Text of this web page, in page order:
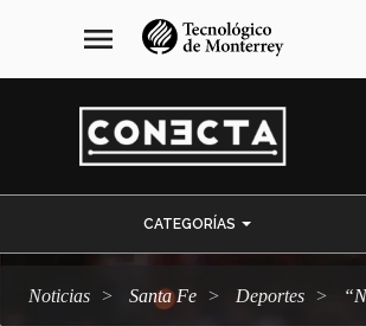
navegación
principal
menu
CATEGORÍAS
Noticias Santa Fe deportes